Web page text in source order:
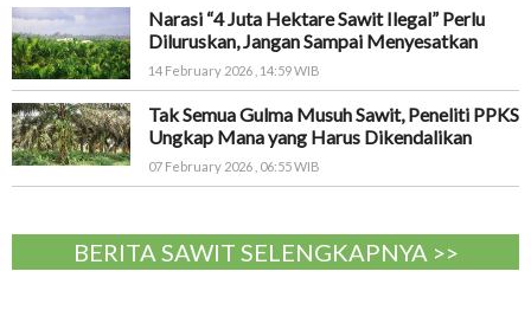
Narasi “4 Juta Hektare Sawit Ilegal” Perlu
Diluruskan, Jangan Sampai Menyesatkan
14 February 2026 , 14:59 WIB
Tak Semua Gulma Musuh Sawit, Peneliti PPKS
Ungkap Mana yang Harus Dikendalikan
07 February 2026 , 06:55 WIB
BERITA SAWIT SELENGKAPNYA >>